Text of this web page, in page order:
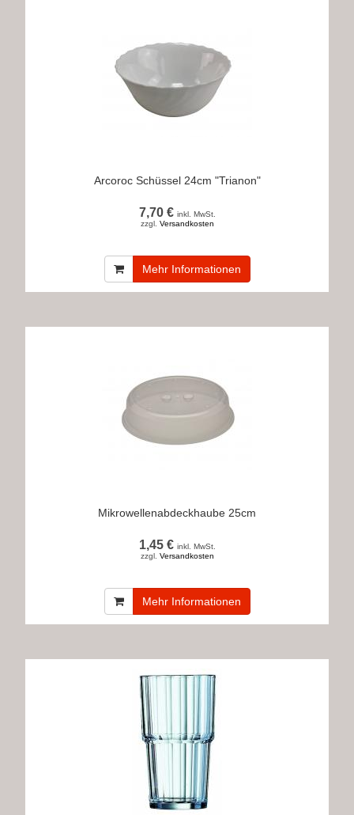
Arcoroc Schüssel 24cm "Trianon"
7,70 € inkl. MwSt.
zzgl. Versandkosten
Mehr Informationen
Mikrowellenabdeckhaube 25cm
1,45 € inkl. MwSt.
zzgl. Versandkosten
Mehr Informationen